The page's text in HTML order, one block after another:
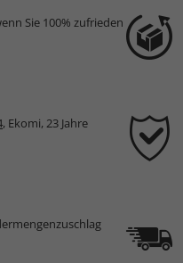
Sie 100% zufrieden
, Ekomi, 23 Jahre